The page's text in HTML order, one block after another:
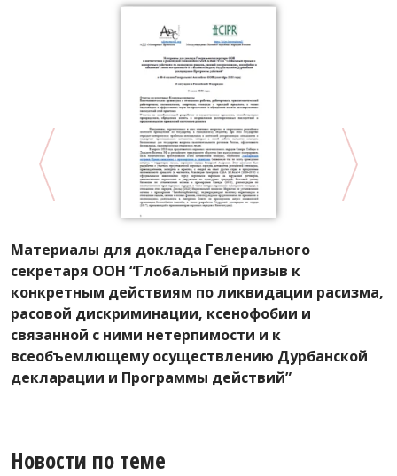
Материалы для доклада Генерального
секретаря ООН “Глобальный призыв к
конкретным действиям по ликвидации расизма,
расовой дискриминации, ксенофобии и
связанной с ними нетерпимости и к
всеобъемлющему осуществлению Дурбанской
декларации и Программы действий”
Новости по теме